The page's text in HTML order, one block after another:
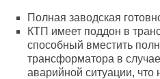
Полная заводская
КТП имеет поддон в
способный вместить
трансформатора в
аварийной ситуации, что